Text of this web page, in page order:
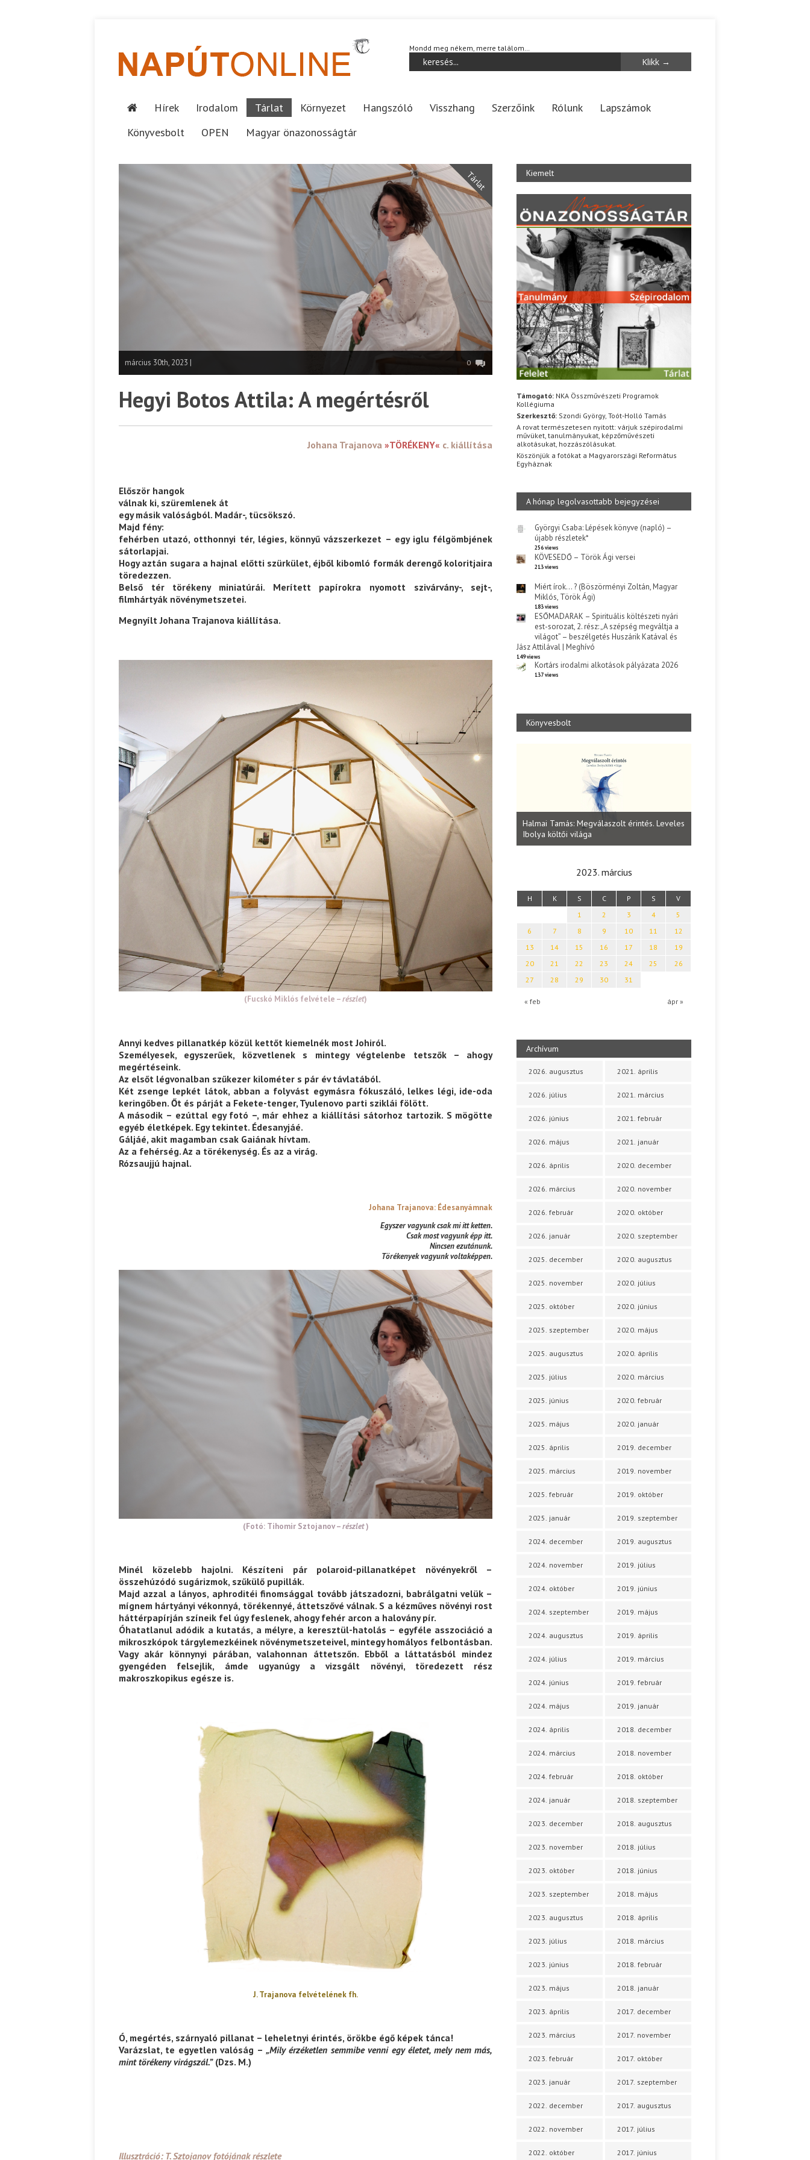
Mondd meg nékem, merre találom…
Hírek Irodalom Tárlat Környezet Hangszóló Visszhang Szerzőink Rólunk
Lapszámok
Könyvesbolt
OPEN Magyar önazonosságtár
Tárlat
március 30th, 2023 | 0
Hegyi Botos Attila: A megértésről
Johana Trajanova»TÖRÉKENY« c. kiállítása
Először hangok
válnak ki, szüremlenek át
egy másik valóságból. Madár-, tücsökszó.
Majd fény:
fehérben utazó, otthonnyi tér, légies, könnyű vázszerkezet – egy iglu félgömbjének
sátorlapjai.
Hogy aztán sugara a hajnal előtti szürkület, éjből kibomló formák derengő koloritjaira
töredezzen.
Belső tér törékeny miniatúrái. Merített papírokra nyomott szivárvány-, sejt-,
filmhártyák növénymetszetei.
Megnyílt Johana Trajanova kiállítása.
(Fucskó Miklós felvétele –részlet)
Annyi kedves pillanatkép közül kettőt kiemelnék most Johiról.
Személyesek, egyszerűek, közvetlenek s mintegy végtelenbe tetszők – ahogy
megértéseink.
Az elsőt légvonalban szűkezer kilométer s pár év távlatából.
Két zsenge lepkét látok, abban a folyvást egymásra fókuszáló, lelkes légi, ide-oda
keringőben. Őt és párját a Fekete-tenger, Tyulenovo parti sziklái fölött.
A második – ezúttal egy fotó –, már ehhez a kiállítási sátorhoz tartozik. S mögötte
egyéb életképek. Egy tekintet. Édesanyjáé.
Gáljáé, akit magamban csak Gaiának hívtam.
Az a fehérség. Az a törékenység. És az a virág.
Rózsaujjú hajnal.
Johana Trajanova: Édesanyámnak
Egyszer vagyunk csak mi itt ketten.
Csak most vagyunk épp itt.
Nincsen ezutánunk.
Törékenyek vagyunk voltaképpen.
(Fotó: Tihomir Sztojanov –részlet)
Minél közelebb hajolni. Készíteni pár polaroid-pillanatképet növényekről –
összehúzódó sugárizmok, szűkülő pupillák.
Majd azzal a lányos, aphroditéi finomsággal tovább játszadozni, babrálgatni velük –
mígnem hártyányi vékonnyá, törékennyé, áttetszővé válnak. S a kézműves növényi rost
háttérpapírján színeik fel úgy feslenek, ahogy fehér arcon a halovány pír.
Óhatatlanul adódik a kutatás, a mélyre, a keresztül-hatolás – egyféle asszociáció a
mikroszkópok tárgylemezkéinek növénymetszeteivel, mintegy homályos felbontásban.
Vagy akár könnynyi párában, valahonnan áttetszőn. Ebből a láttatásból mindez
gyengéden felsejlik, ámde ugyanúgy a vizsgált növényi, töredezett rész
makroszkopikus egésze is.
J. Trajanova felvételének fh.
Ó, megértés, szárnyaló pillanat – leheletnyi érintés, örökbe égő képek tánca!
Varázslat, te egyetlen valóság –„Mily érzéketlen semmibe venni egy életet, mely nem más,
mint törékeny virágszál.”(Dzs. M.)
Illusztráció: T. Sztojanov fotójának részlete
Kiemelt
Támogató: NKA Összművészeti Programok
Kollégiuma
Szerkesztő: Szondi György, Toót-Holló Tamás
A rovat természetesen nyitott: várjuk szépirodalmi
művüket, tanulmányukat, képzőművészeti
alkotásukat, hozzászólásukat.
Köszönjük a fotókat a Magyarországi Református
Egyháznak
A hónap legolvasottabb bejegyzései
Györgyi Csaba: Lépések könyve (napló) –
újabb részletek*
256 views
KÖVESEDŐ – Török Ági versei
213 views
Miért írok… ? (Böszörményi Zoltán, Magyar
Miklós, Török Ági)
183 views
ESŐMADARAK – Spirituális költészeti nyári
est-sorozat, 2. rész: „A szépség megváltja a
világot” – beszélgetés Huszárik Katával és
Jász Attilával | Meghívó
149 views
Kortárs irodalmi alkotások pályázata 2026
137 views
Könyvesbolt
Káplán Géza: Erotikai kalauz
Parvathy Baul: A NAGY LELKEK DALAI.
Bevezetés a bául ösvénybe (Fordította:
Rideg Zsófia)
Halmai Tamás: Megválaszolt érintés. Leveles
Ibolya költői világa
2023. március
H K S C P S V
« feb ápr »
1 2 3 4
5
6
7 8 9 10 11
12
13
14 15 16 17 18
19
20
21 22 23 24 25
26
27
28 29 30 31
Archívum
2026. augusztus
2026. július
2026. június
2026. május
2026. április
2026. március
2026. február
2026. január
2025. december
2025. november
2025. október
2025. szeptember
2025. augusztus
2025. július
2025. június
2025. május
2025. április
2025. március
2025. február
2025. január
2024. december
2024. november
2024. október
2024. szeptember
2024. augusztus
2024. július
2024. június
2024. május
2024. április
2024. március
2024. február
2024. január
2023. december
2023. november
2023. október
2023. szeptember
2023. augusztus
2023. július
2023. június
2023. május
2023. április
2023. március
2023. február
2023. január
2022. december
2022. november
2022. október
2021. április
2021. március
2021. február
2021. január
2020. december
2020. november
2020. október
2020. szeptember
2020. augusztus
2020. július
2020. június
2020. május
2020. április
2020. március
2020. február
2020. január
2019. december
2019. november
2019. október
2019. szeptember
2019. augusztus
2019. július
2019. június
2019. május
2019. április
2019. március
2019. február
2019. január
2018. december
2018. november
2018. október
2018. szeptember
2018. augusztus
2018. július
2018. június
2018. május
2018. április
2018. március
2018. február
2018. január
2017. december
2017. november
2017. október
2017. szeptember
2017. augusztus
2017. július
2017. június